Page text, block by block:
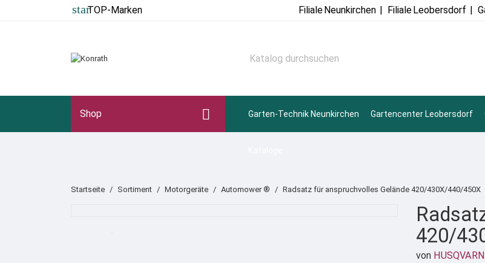
starTOP-Marken FilialeNeunkirchen | FilialeLeobersdorf |
Shop  Garten-Technik Neunkirchen Gartencenter Leobersdorf
Startseite Sortiment Motorgeräte Automower ® Radsatz für anspruchvolles Gelände 420/430X/440/450X
420/
von